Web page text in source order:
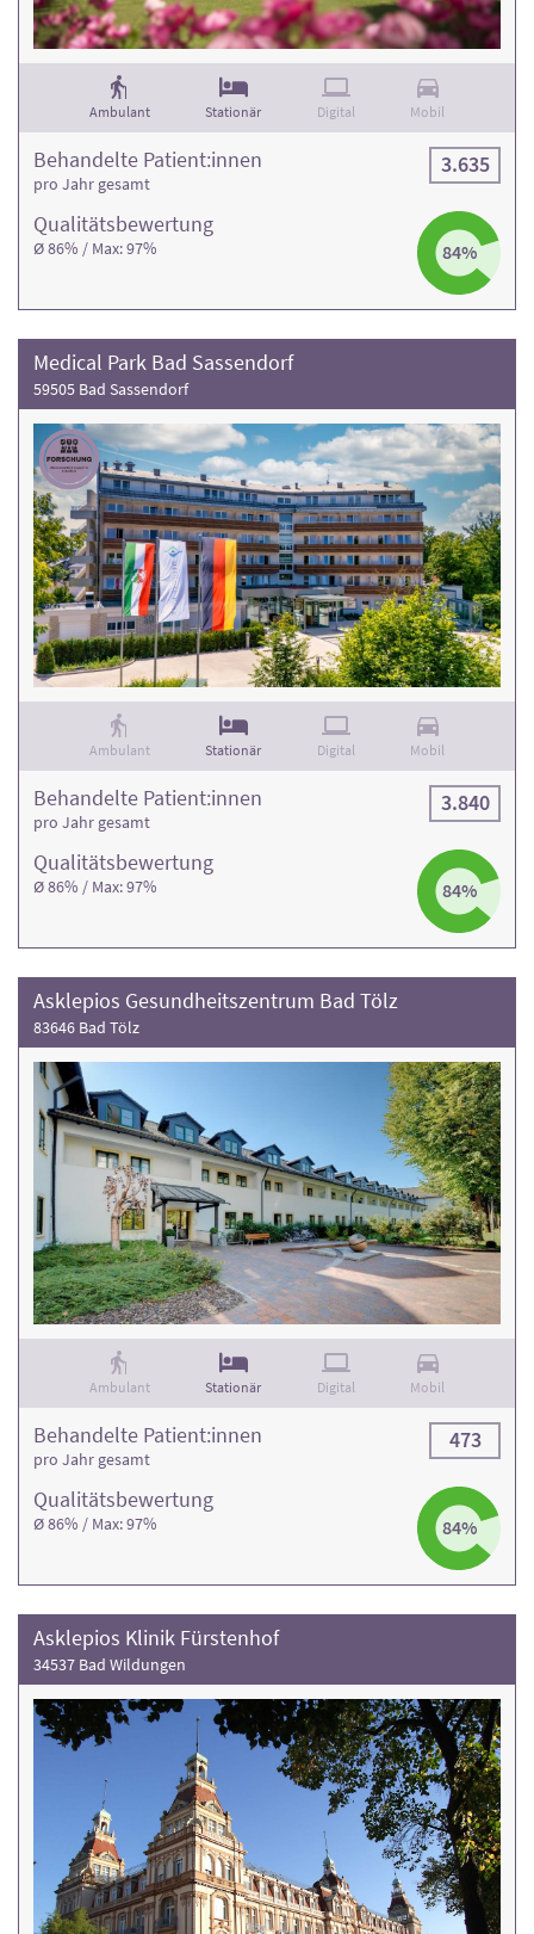
Ambulant Stationär Digital Mobil
Qualitäts­bewertung
Ø 86% / Max: 97% 84%
Behandelte Patient:innen
pro Jahr gesamt
3.635
Medical Park Bad Sassendorf
59505 Bad Sassendorf
Ambulant Stationär Digital Mobil
Qualitäts­bewertung
Ø 86% / Max: 97% 84%
Behandelte Patient:innen
pro Jahr gesamt
3.840
Asklepios Gesundheitszentrum Bad Tölz
83646 Bad Tölz
Ambulant Stationär Digital Mobil
Qualitäts­bewertung
Ø 86% / Max: 97% 84%
Behandelte Patient:innen
pro Jahr gesamt
473
Asklepios Klinik Fürstenhof
34537 Bad Wildungen